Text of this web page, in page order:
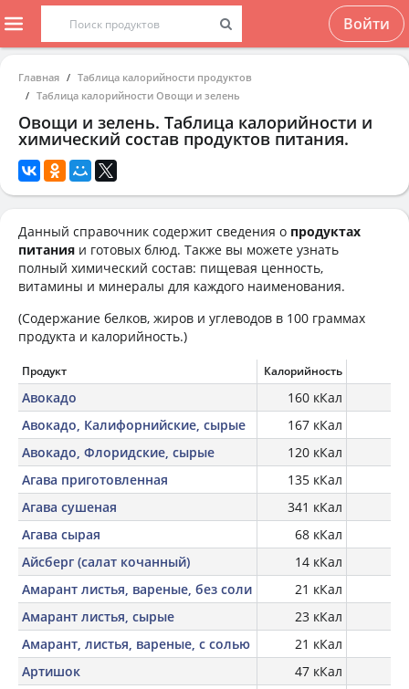
Войти
Главная
Таблица калорийности продуктов
Таблица калорийности Овощи и зелень
Овощи и зелень. Таблица калорийности и
химический состав продуктов питания.
Данный справочник содержит сведения о продуктах
питания и готовых блюд. Также вы можете узнать
полный химический состав: пищевая ценность,
витамины и минералы для каждого наименования.
(Содержание белков, жиров и углеводов в 100 граммах
продукта и калорийность.)
Продукт Калорийность
Авокадо
160 кКал
Авокадо, Калифорнийские, сырые
167 кКал
Авокадо, Флоридские, сырые
120 кКал
Агава приготовленная
135 кКал
Агава сушеная
341 кКал
Агава сырая
68 кКал
Айсберг (салат кочанный)
14 кКал
Амарант листья, вареные, без соли
21 кКал
Амарант листья, сырые
23 кКал
Амарант, листья, вареные, с солью
21 кКал
Артишок
47 кКал